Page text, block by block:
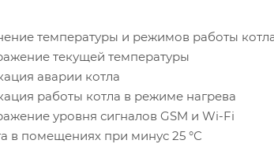
температуры и режимов работы
текущей температуры
аварии котла
работы котла в режиме нагрева
уровня сигналов GSM и Wi-Fi
в помещениях при минус 25 °С